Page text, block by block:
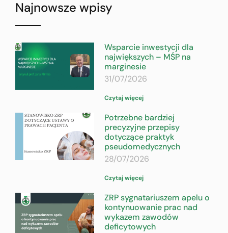
Najnowsze wpisy
Wsparcie inwestycji dla
największych – MŚP na
marginesie
31/07/2026
Czytaj więcej
Potrzebne bardziej
precyzyjne przepisy
dotyczące praktyk
pseudomedycznych
28/07/2026
Czytaj więcej
ZRP sygnatariuszem apelu o
kontynuowanie prac nad
wykazem zawodów
deficytowych